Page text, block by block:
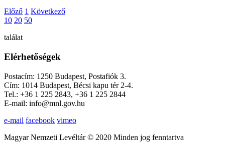
Előző 1 Következő
10 20 50
találat
Elérhetőségek
Postacím: 1250 Budapest, Postafiók 3.
Cím: 1014 Budapest, Bécsi kapu tér 2-4.
Tel.: +36 1 225 2843, +36 1 225 2844
E-mail: info@mnl.gov.hu
e-mail facebook vimeo
Magyar Nemzeti Levéltár © 2020 Minden jog fenntartva